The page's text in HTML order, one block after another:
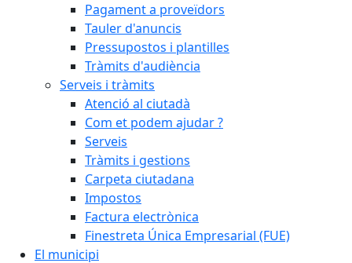
Pagament a proveïdors
Tauler d'anuncis
Pressupostos i plantilles
Tràmits d'audiència
Serveis i tràmits
Atenció al ciutadà
Com et podem ajudar ?
Serveis
Tràmits i gestions
Carpeta ciutadana
Impostos
Factura electrònica
Finestreta Única Empresarial (FUE)
El municipi